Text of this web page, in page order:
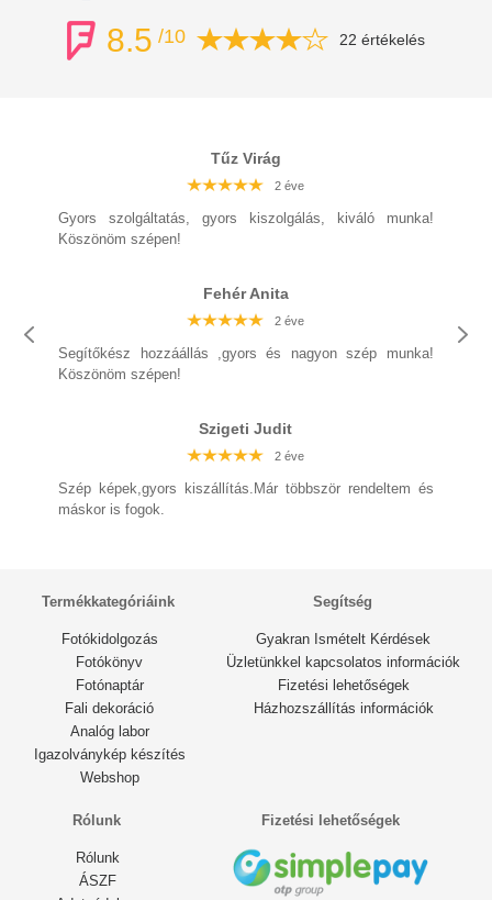
8.5 /10 22 értékelés
Tűz Virág
2 éve
Gyors szolgáltatás, gyors kiszolgálás, kiváló munka!
Köszönöm szépen!
Fehér Anita
2 éve
Segítőkész hozzáállás ,gyors és nagyon szép munka!
Köszönöm szépen!
Szigeti Judit
2 éve
Szép képek,gyors kiszállítás.Már többször rendeltem és
máskor is fogok.
2 éve
2 éve
2 éve
2 éve
2 éve
2 éve
2 éve
2 éve
2 éve
2 éve
2 éve
2 éve
2 éve
Termékkategóriáink
Fotókidolgozás
Fotókönyv
Fotónaptár
Fali dekoráció
Analóg labor
Igazolványkép készítés
Webshop
Segítség
Gyakran Ismételt Kérdések
Üzletünkkel kapcsolatos információk
Fizetési lehetőségek
Házhozszállítás információk
Rólunk
Rólunk
ÁSZF
Fizetési lehetőségek